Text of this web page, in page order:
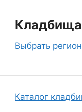
содержимому
Кладбища
Выбрать регион
Каталог